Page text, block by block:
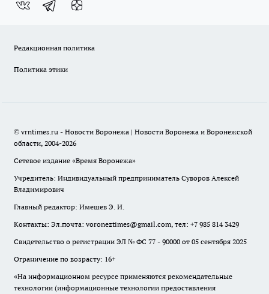
Редакционная политика
Политика этики
© vrntimes.ru - Новости Воронежа | Новости Воронежа и Воронежской
области, 2004-2026
Сетевое издание «Время Воронежа»
Учредитель: Индивидуальный предприниматель Суворов Алексей
Владимирович
Главный редактор: Имешев Э. И.
Контакты: Эл.почта: voroneztimes@gmail.com, тел: +7 985 814 3429
Свидетельство о регистрации ЭЛ № ФС 77 - 90000 от 05 сентября 2025
Ограничение по возрасту: 16+
«На информационном ресурсе применяются рекомендательные
технологии (информационные технологии предоставления